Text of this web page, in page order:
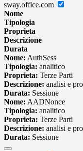
sway.office.com
Nome
Tipologia
Proprieta
Descrizione
Durata
Nome: AuthSess
Tipologia: analitico
Proprieta: Terze Parti
Descrizione: analisi e
Durata: Sessione
Nome: AADNonce
Tipologia: analitico
Proprieta: Terze Parti
Descrizione: analisi e
Durata: Sessione